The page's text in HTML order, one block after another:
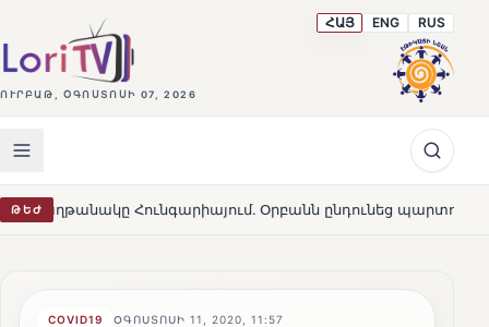
ՈՒՐԲԱԹ, ՕԳՈՍՏՈՍԻ 07, 2026
ՀԱՅ ENG RUS
ԹԵԺՀունգարիայում․ Օրբանն ընդունեց պարտությունը
COVID19 ՕԳՈՍՏՈՍԻ 11, 2020, 11:57